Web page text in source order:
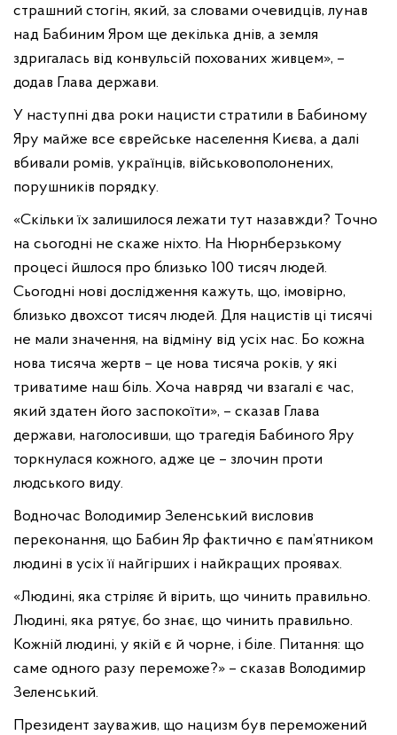
страшний стогін, який, за словами очевидців, лунав
над Бабиним Яром ще декілька днів, а земля
здригалась від конвульсій похованих живцем», –
додав Глава держави.
У наступні два роки нацисти стратили в Бабиному
Яру майже все єврейське населення Києва, а далі
вбивали ромів, українців, військовополонених,
порушників порядку.
«Скільки їх залишилося лежати тут назавжди? Точно
на сьогодні не скаже ніхто. На Нюрнберзькому
процесі йшлося про близько 100 тисяч людей.
Сьогодні нові дослідження кажуть, що, імовірно,
близько двохсот тисяч людей. Для нацистів ці тисячі
не мали значення, на відміну від усіх нас. Бо кожна
нова тисяча жертв – це нова тисяча років, у які
триватиме наш біль. Хоча навряд чи взагалі є час,
який здатен його заспокоїти», – сказав Глава
держави, наголосивши, що трагедія Бабиного Яру
торкнулася кожного, адже це – злочин проти
людського виду.
Водночас Володимир Зеленський висловив
переконання, що Бабин Яр фактично є пам’ятником
людині в усіх її найгірших і найкращих проявах.
«Людині, яка стріляє й вірить, що чинить правильно.
Людині, яка рятує, бо знає, що чинить правильно.
Кожній людині, у якій є й чорне, і біле. Питання: що
саме одного разу переможе?» – сказав Володимир
Зеленський.
Президент зауважив, що нацизм був переможений